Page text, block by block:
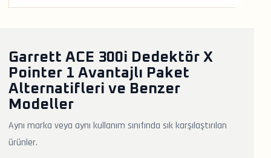
Garrett ACE 300i Dedektör X
Pointer 1 Avantajlı Paket
Alternatifleri ve Benzer
Modeller
Aynı marka veya aynı kullanım sınıfında sık karşılaştırılan
ürünler.